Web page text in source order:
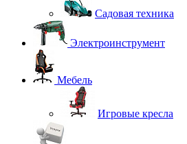
Садовая техника
Электроинструмент
Мебель
Игровые кресла